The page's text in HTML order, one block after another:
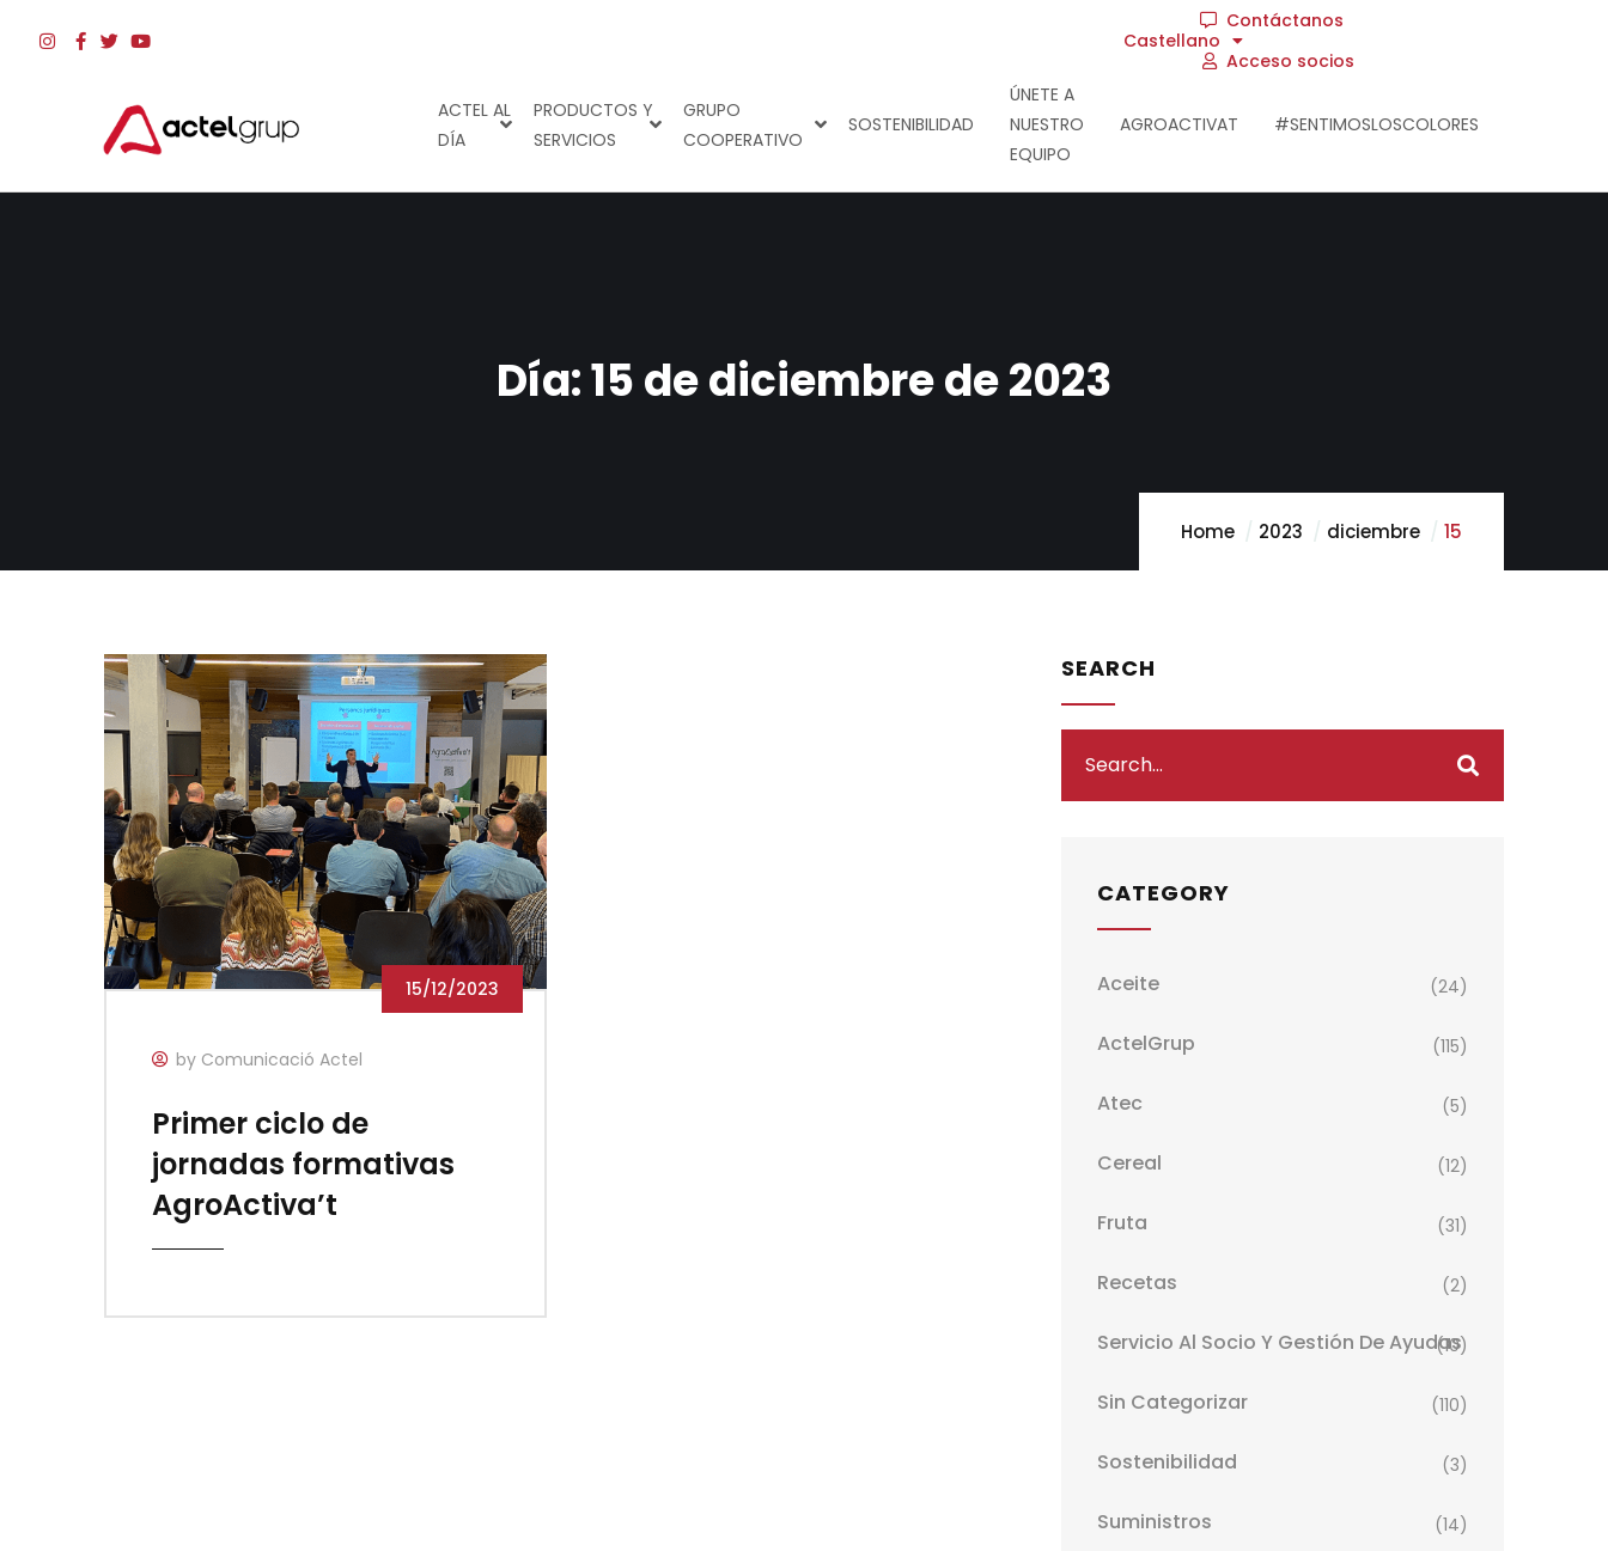
Castellano
Contáctanos
Acceso socios
ACTEL AL
DÍA
PRODUCTOS Y
SERVICIOS
GRUPO
COOPERATIVO
SOSTENIBILIDAD
ÚNETE A
NUESTRO
EQUIPO
AGROACTIVAT #SENTIMOSLOSCOLORES
Día:15 de diciembre de 2023
Home 2023 diciembre 15
15/12/2023
by Comunicació Actel
Primer ciclo de
jornadas formativas
AgroActiva’t
SEARCH
CATEGORY
Aceite (24)
ActelGrup (115)
Atec (5)
Cereal (12)
Fruta (31)
Recetas (2)
Servicio Al Socio Y Gestión De Ayudas
(10)
Sin Categorizar (110)
Sostenibilidad (3)
Suministros (14)